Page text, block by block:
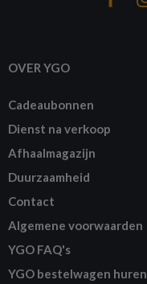
OVER YGO
Cadeaubonnen
Dienst na verkoop
Afhaalmagazijn
Duurzaamheid
Contact
Algemene voorwaarden
YGO FAQ's
YGO bestelwagen huren